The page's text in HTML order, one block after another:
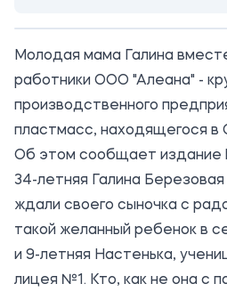
Молодая мама Галина
работники ООО "Алеана" -
производственного
пластмасс, находящегося в
Об этом сообщает издание
34-летняя Галина
ждали своего сыночка с
такой желанный ребенок в
и 9-летняя Настенька,
лицея №1. Кто, как не она с